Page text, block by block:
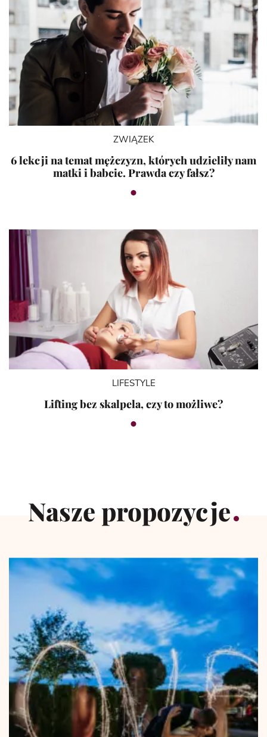
ZWIĄZEK
6 lekcji na temat mężczyzn, których udzieliły nam
matki i babcie. Prawda czy fałsz?
LIFESTYLE
Lifting bez skalpela, czy to możliwe?
Nasze propozycje